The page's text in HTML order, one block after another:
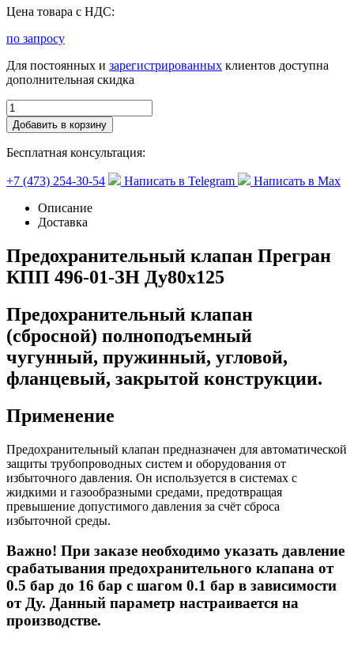
Цена товара с НДС:
по запросу
Для постоянных и зарегистрированных клиентов доступна
дополнительная скидка
Добавить в корзину
Бесплатная консультация:
+7 (473) 254-30-54 Написать в Telegram
Написать в Max
Описание
Доставка
Предохранительный клапан Прегран
КПП 496-01-ЗН Ду80х125
Предохранительный клапан
(сбросной) полноподъемный
чугунный, пружинный, угловой,
фланцевый, закрытой конструкции.
Применение
Предохранительный клапан предназначен для автоматической
защиты трубопроводных систем и оборудования от
избыточного давления. Он используется в системах с
жидкими и газообразными средами, предотвращая
превышение допустимого давления за счёт сброса
избыточной среды.
Важно! При заказе необходимо указать давление
срабатывания предохранительного клапана от
0.5 бар до 16 бар с шагом 0.1 бар в зависимости
от Ду. Данный параметр настраивается на
производстве.